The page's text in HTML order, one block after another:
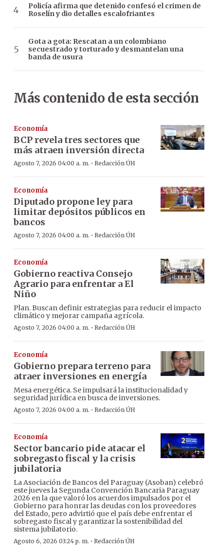
Policía afirma que detenido confesó el crimen de
Roselín y dio detalles escalofriantes
Gota a gota: Rescatan a un colombiano
secuestrado y torturado y desmantelan una
banda de usura
Más contenido de esta sección
Economía
BCP revela tres sectores que
más atraen inversión directa
Agosto 7, 2026 04:00 a. m. · Redacción ÚH
Economía
Diputado propone ley para
limitar depósitos públicos en
bancos
Agosto 7, 2026 04:00 a. m. · Redacción ÚH
Economía
Gobierno reactiva Consejo
Agrario para enfrentar a El
Niño
Plan. Buscan definir estrategias para reducir el impacto
climático y mejorar campaña agrícola.
Agosto 7, 2026 04:00 a. m. · Redacción ÚH
Economía
Gobierno prepara terreno para
atraer inversiones en energía
Mesa energética. Se impulsará la institucionalidad y
seguridad jurídica en busca de inversiones.
Agosto 7, 2026 04:00 a. m. · Redacción ÚH
Economía
Sector bancario pide atacar el
sobregasto fiscal y la crisis
jubilatoria
La Asociación de Bancos del Paraguay (Asoban) celebró
este jueves la Segunda Convención Bancaria Paraguay
2026 en la que valoró los acuerdos impulsados por el
Gobierno para honrar las deudas con los proveedores
del Estado, pero advirtió que el país debe enfrentar el
sobregasto fiscal y garantizar la sostenibilidad del
sistema jubilatorio.
Agosto 6, 2026 03:24 p. m. · Redacción ÚH